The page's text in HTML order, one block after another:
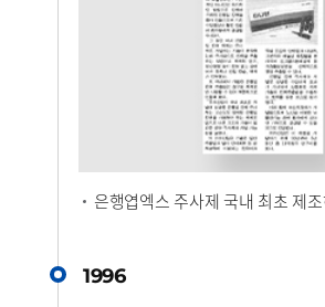
은행엽엑스 주사제 국내 최초 제
1996